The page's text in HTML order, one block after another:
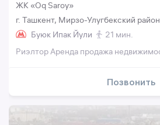
ЖК «Oq Saroy»
г. Ташкент, Мирзо-Улугбекский
Буюк Ипак Йули
21 мин.
Риэлтор Аренда продажа
Позвонить